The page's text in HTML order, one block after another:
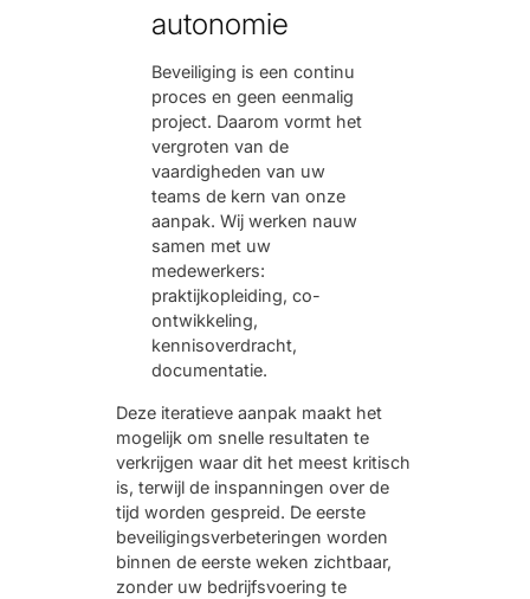
autonomie
Beveiliging is een continu
proces en geen eenmalig
project. Daarom vormt het
vergroten van de
vaardigheden van uw
teams de kern van onze
aanpak. Wij werken nauw
samen met uw
medewerkers:
praktijkopleiding, co-
ontwikkeling,
kennisoverdracht,
documentatie.
Deze iteratieve aanpak maakt het
mogelijk om snelle resultaten te
verkrijgen waar dit het meest kritisch
is, terwijl de inspanningen over de
tijd worden gespreid. De eerste
beveiligingsverbeteringen worden
binnen de eerste weken zichtbaar,
zonder uw bedrijfsvoering te